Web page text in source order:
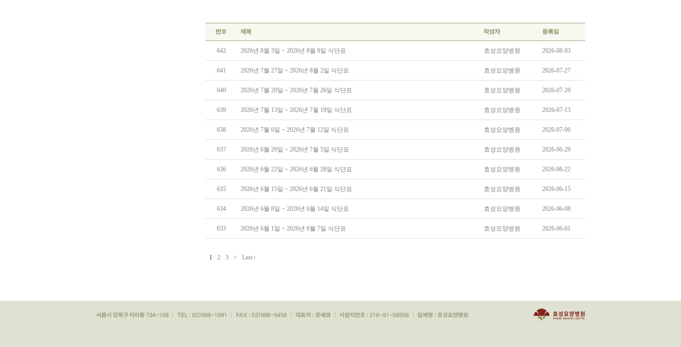
642 2026년 8월 3일 ~ 2026년 8월 9일 식단표 효성요양병원 2026-08-03
641 2026년 7월 27일 ~ 2026년 8월 2일 식단표 효성요양병원 2026-07-27
640 2026년 7월 20일 ~ 2026년 7월 26일 식단표 효성요양병원 2026-07-20
639 2026년 7월 13일 ~ 2026년 7월 19일 식단표 효성요양병원 2026-07-13
638 2026년 7월 6일 ~ 2026년 7월 12일 식단표 효성요양병원 2026-07-06
637 2026년 6월 29일 ~ 2026년 7월 5일 식단표 효성요양병원 2026-06-29
636 2026년 6월 22일 ~ 2026년 6월 28일 식단표 효성요양병원 2026-06-22
635 2026년 6월 15일 ~ 2026년 6월 21일 식단표 효성요양병원 2026-06-15
634 2026년 6월 8일 ~ 2026년 6월 14일 식단표 효성요양병원 2026-06-08
633 2026년 6월 1일 ~ 2026년 6월 7일 식단표 효성요양병원 2026-06-01
1 2 3 > Last ›